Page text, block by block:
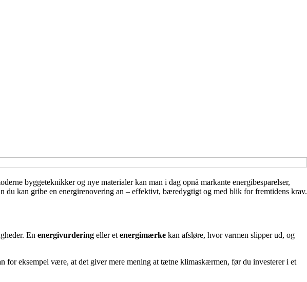
byggeteknikker og nye materialer kan man i dag opnå markante energibesparelser,
kan gribe en energirenovering an – effektivt, bæredygtigt og med blik for fremtidens krav.
En energivurdering eller et energimærke kan afsløre, hvor varmen slipper ud, og
for eksempel være, at det giver mere mening at tætne klimaskærmen, før du investerer i et